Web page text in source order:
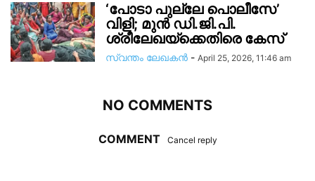
‘പോടാ പുല്ലേ പൊലീസേ’
വിളി; മുൻ ഡി.ജി.പി.
ശ്രീലേഖയ്ക്കെതിരെ കേസ്
സ്വന്തം ലേഖകന്‍ - April 25, 2026, 11:46 am
NO COMMENTS
COMMENT Cancel reply